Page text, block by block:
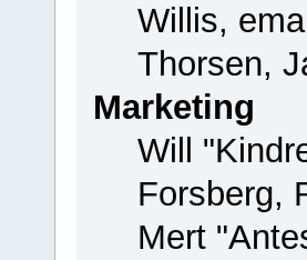
Willis,
Thorsen,
Marketing
Will
Forsberg,
Mert